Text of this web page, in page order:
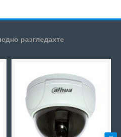
разгледахте